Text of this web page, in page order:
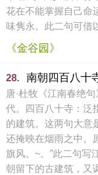
花在不能掌握自己命
味隽永。此二句可借
《金谷园》
28. 南朝四百八十
唐·杜牧《江南春绝
代。四百八十寺：泛
的建筑。这两句大意
还掩映在烟雨之中。
旗风。~。”此二句写
朝留下的古建筑，又